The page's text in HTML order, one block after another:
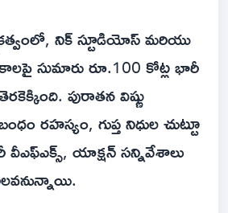
నిక్ స్టూడియోస్ మరియు
సుమారు రూ.100 కోట్ల భారీ
పురాతన విష్ణు
రహస్యం, గుప్త నిధుల చుట్టూ
యాక్షన్ సన్నివేశాలు